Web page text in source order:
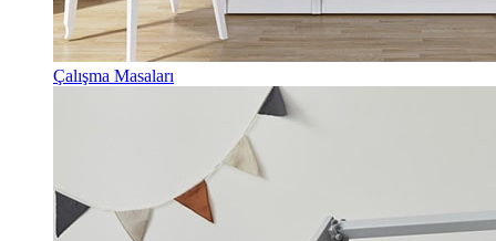
Çalışma Masaları